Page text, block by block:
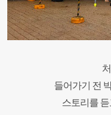
들어가기 전
스토리를